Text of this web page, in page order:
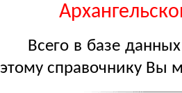
Всего в базе
этому справочнику Вы